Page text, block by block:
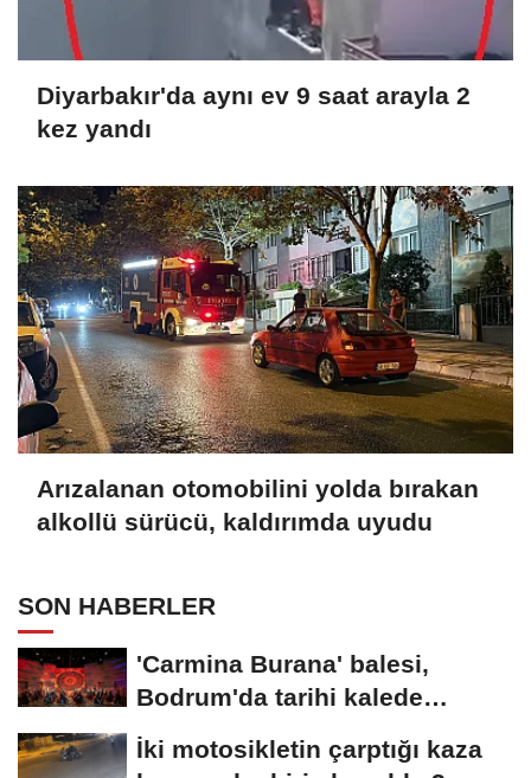
Diyarbakır'da aynı ev 9 saat arayla 2
kez yandı
Arızalanan otomobilini yolda bırakan
alkollü sürücü, kaldırımda uyudu
SON HABERLER
'Carmina Burana' balesi,
Bodrum'da tarihi kalede
sahnelendi
İki motosikletin çarptığı kaza